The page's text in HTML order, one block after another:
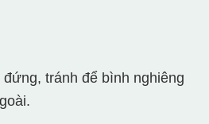
tránh để bình nghiêng